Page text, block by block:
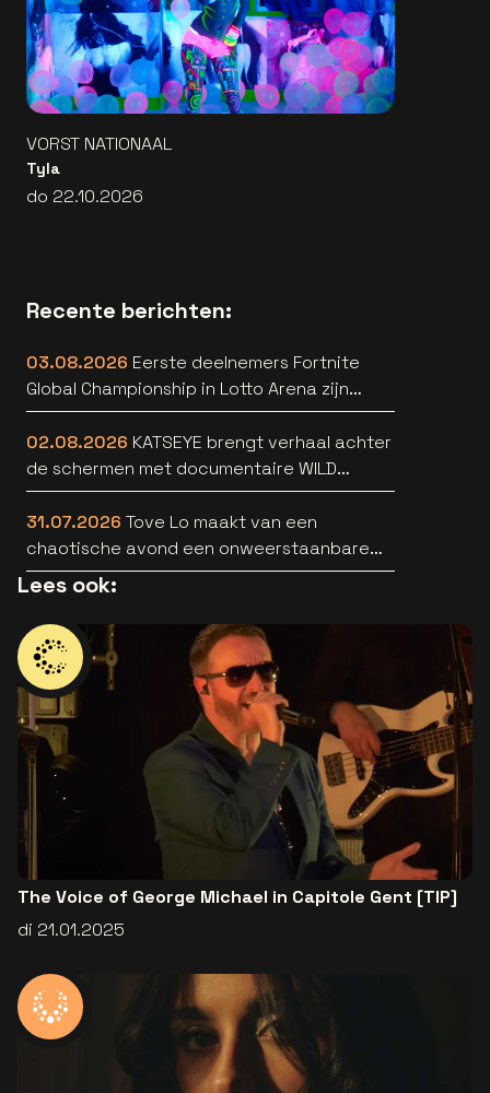
VORST NATIONAAL
Tyla
do 22.10.2026
Recente berichten:
03.08.2026 Eerste deelnemers Fortnite
Global Championship in Lotto Arena zijn
bekend
02.08.2026 KATSEYE brengt verhaal achter
de schermen met documentaire WILD
HEARTS [trailer]
31.07.2026 Tove Lo maakt van een
chaotische avond een onweerstaanbare
popsong
Lees ook:
The Voice of George Michael in Capitole Gent [TIP]
di 21.01.2025